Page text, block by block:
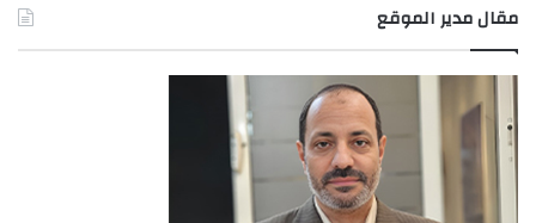
مقال مدير الموقع